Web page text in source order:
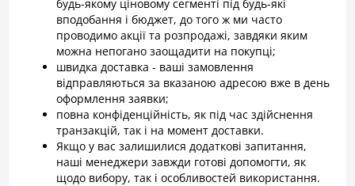
будь-якому ціновому сегменті під будь-які
вподобання і бюджет, до того ж ми часто
проводимо акції та розпродажі, завдяки яким
можна непогано заощадити на покупці;
швидка доставка - ваші замовлення
відправляються за вказаною адресою вже в день
оформлення заявки;
повна конфіденційність, як під час здійснення
транзакцій, так і на момент доставки.
Якщо у вас залишилися додаткові запитання,
наші менеджери завжди готові допомогти, як
щодо вибору, так і особливостей використання.